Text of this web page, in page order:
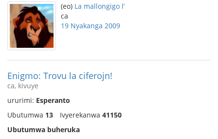
(eo) La mallongigo l’
ca
19 Nyakanga 2009
Enigmo: Trovu la ciferojn!
ca, kivuye
ururimi: Esperanto
Ubutumwa 13 Ivyerekanwa 41150
Ubutumwa buheruka